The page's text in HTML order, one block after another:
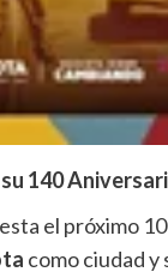
140
el próximo
como ciudad y